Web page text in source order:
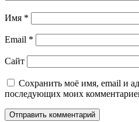
Имя *
Email *
Сайт
Сохранить моё имя, email и
последующих моих